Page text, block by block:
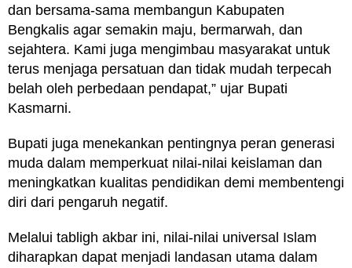
dan bersama-sama membangun Kabupaten
Bengkalis agar semakin maju, bermarwah, dan
sejahtera. Kami juga mengimbau masyarakat untuk
terus menjaga persatuan dan tidak mudah terpecah
belah oleh perbedaan pendapat,” ujar Bupati
Kasmarni.
Bupati juga menekankan pentingnya peran generasi
muda dalam memperkuat nilai-nilai keislaman dan
meningkatkan kualitas pendidikan demi membentengi
diri dari pengaruh negatif.
Melalui tabligh akbar ini, nilai-nilai universal Islam
diharapkan dapat menjadi landasan utama dalam